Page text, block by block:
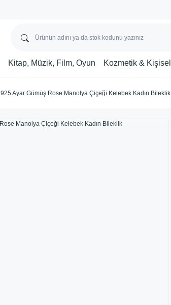
Kitap, Müzik, Film, Oyun Kozmetik &
925 Ayar Gümüş Rose Manolya Çiçeği Kelebek Kadın Bileklik